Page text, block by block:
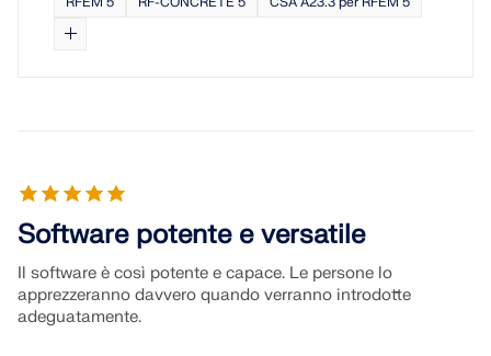
Software potente e versatile
Il software è così potente e capace. Le persone lo
apprezzeranno davvero quando verranno introdotte
adeguatamente.